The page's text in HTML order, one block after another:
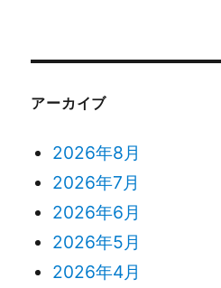
アーカイブ
2026年8月
2026年7月
2026年6月
2026年5月
2026年4月